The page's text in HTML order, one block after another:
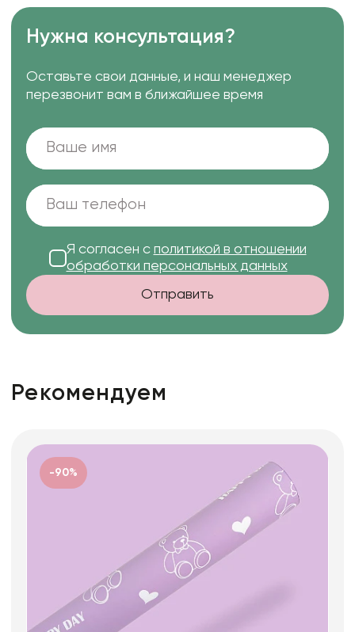
Нужна консультация?
Оставьте свои данные, и наш менеджер
перезвонит вам в ближайшее время
Я согласен с политикой в отношении
обработки персональных данных
Отправить
Рекомендуем
-90%